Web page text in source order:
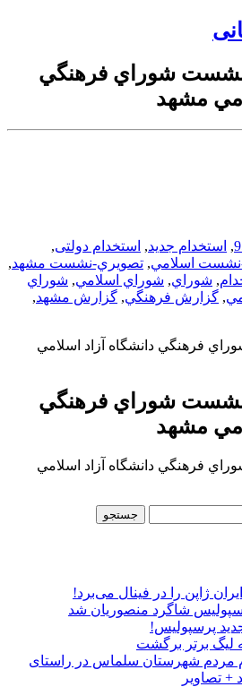
شوراي فرهنگي
مشهد
, استخدام جدید, استخدام دولتی,
نشست اسلامي, تصويري-نشست مشهد,
, شوراي, شوراي اسلامي, شوراي
, گزارش فرهنگي, گزارش مشهد,
فرهنگي دانشگاه آزاد اسلامي
شوراي فرهنگي
مشهد
فرهنگي دانشگاه آزاد اسلامي
ژاپن را در فینال می‌برد!
شاگرد منصوریان شد
پرسپولیس!
لیگ برتر برگشت
مردم شهرستان سلماس در راستای
+ تصاویر